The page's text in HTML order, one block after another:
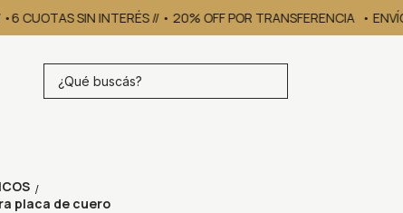
CUOTAS SIN INTERÉS // • 20% OFF POR TRANSFERENCIA •
/
placa de cuero